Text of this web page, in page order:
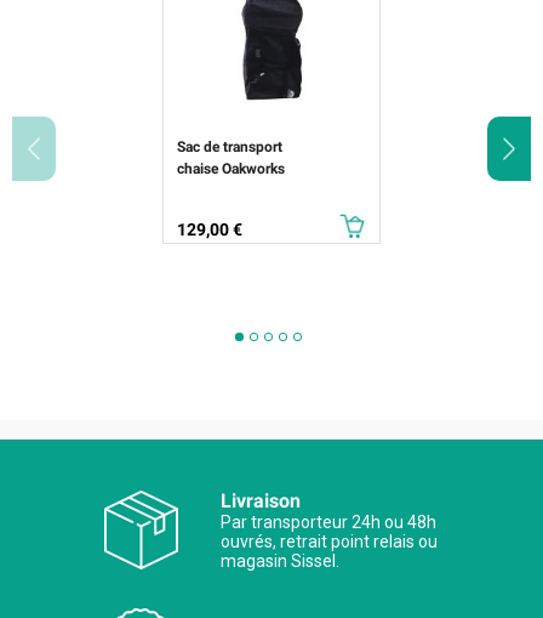
Sac de transport
chaise Oakworks
Prix
129,00 €
Livraison
Par transporteur 24h ou 48h
ouvrés, retrait point relais ou
magasin Sissel.